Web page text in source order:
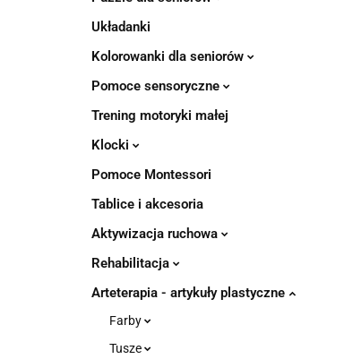
Układanki
Kolorowanki dla seniorów
Pomoce sensoryczne
Trening motoryki małej
Klocki
Pomoce Montessori
Tablice i akcesoria
Aktywizacja ruchowa
Rehabilitacja
Arteterapia - artykuły plastyczne
Farby
Tusze